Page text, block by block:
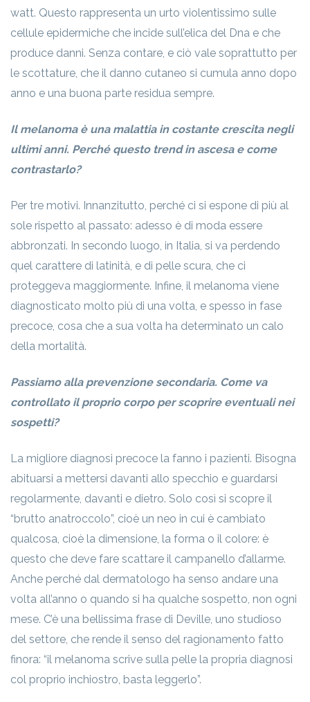
watt. Questo rappresenta un urto violentissimo sulle
cellule epidermiche che incide sull’elica del Dna e che
produce danni. Senza contare, e ciò vale soprattutto per
le scottature, che il danno cutaneo si cumula anno dopo
anno e una buona parte residua sempre.
Il melanoma è una malattia in costante crescita negli
ultimi anni. Perché questo trend in ascesa e come
contrastarlo?
Per tre motivi. Innanzitutto, perché ci si espone di più al
sole rispetto al passato: adesso è di moda essere
abbronzati. In secondo luogo, in Italia, si va perdendo
quel carattere di latinità, e di pelle scura, che ci
proteggeva maggiormente. Infine, il melanoma viene
diagnosticato molto più di una volta, e spesso in fase
precoce, cosa che a sua volta ha determinato un calo
della mortalità.
Passiamo alla prevenzione secondaria. Come va
controllato il proprio corpo per scoprire eventuali nei
sospetti?
La migliore diagnosi precoce la fanno i pazienti. Bisogna
abituarsi a mettersi davanti allo specchio e guardarsi
regolarmente, davanti e dietro. Solo così si scopre il
“brutto anatroccolo”, cioè un neo in cui è cambiato
qualcosa, cioè la dimensione, la forma o il colore: è
questo che deve fare scattare il campanello d’allarme.
Anche perché dal dermatologo ha senso andare una
volta all’anno o quando si ha qualche sospetto, non ogni
mese. C’è una bellissima frase di Deville, uno studioso
del settore, che rende il senso del ragionamento fatto
finora: “il melanoma scrive sulla pelle la propria diagnosi
col proprio inchiostro, basta leggerlo”.